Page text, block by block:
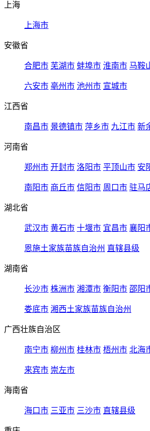
上海
上海市
安徽省
合肥市 芜湖市 蚌埠市 淮南市 马鞍
六安市 亳州市 池州市 宣城市
江西省
南昌市 景德镇市 萍乡市 九江市 新
河南省
郑州市 开封市 洛阳市 平顶山市 安
南阳市 商丘市 信阳市 周口市 驻马
湖北省
武汉市 黄石市 十堰市 宜昌市 襄阳
恩施土家族苗族自治州 直辖县级
湖南省
长沙市 株洲市 湘潭市 衡阳市 邵阳
娄底市 湘西土家族苗族自治州
广西壮族自治区
南宁市 柳州市 桂林市 梧州市 北海
来宾市 崇左市
海南省
海口市 三亚市 三沙市 直辖县级